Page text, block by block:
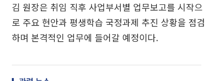
김 원장은 취임 직후 사업부서별 업무보고를 시작으
로 주요 현안과 평생학습 국정과제 추진 상황을 점검
하며 본격적인 업무에 들어갈 예정이다.